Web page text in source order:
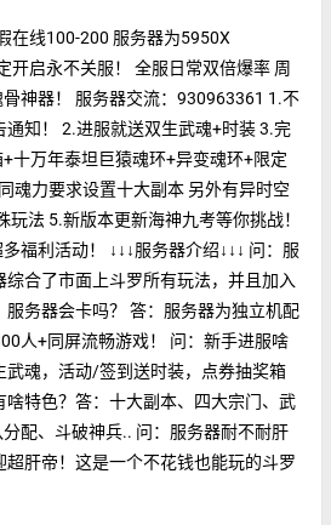
在线100-200 服务器为5950X
开启永不关服！ 全服日常双倍爆率 周
神器！ 服务器交流：930963361 1.不
通知！ 2.进服就送双生武魂+时装 3.完
十万年泰坦巨猿魂环+异变魂环+限定
魂力要求设置十大副本 另外有异时空
法 5.新版本更新海神九考等你挑战！
福利活动！ ↓↓↓服务器介绍↓↓↓ 问：服
合了市面上斗罗所有玩法，并且加入
服务器会卡吗？ 答：服务器为独立机配
人+同屏流畅游戏！ 问：新手进服啥
武魂，活动/签到送时装，点券抽奖箱
啥特色？答：十大副本、四大宗门、武
配、斗破神兵.. 问：服务器耐不耐肝
超肝帝！这是一个不花钱也能玩的斗罗